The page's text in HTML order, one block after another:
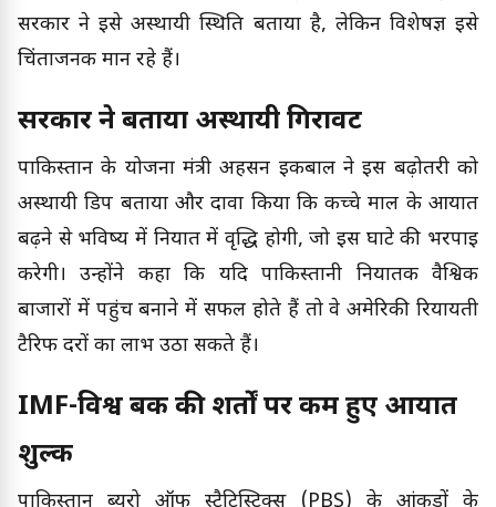
सरकार ने इसे अस्थायी स्थिति बताया है, लेकिन विशेषज्ञ इसे
चिंताजनक मान रहे हैं।
सरकार ने बताया अस्थायी गिरावट
पाकिस्तान के योजना मंत्री अहसन इकबाल ने इस बढ़ोतरी को
अस्थायी डिप बताया और दावा किया कि कच्चे माल के आयात
बढ़ने से भविष्य में निर्यात में वृद्धि होगी, जो इस घाटे की भरपाई
करेगी। उन्होंने कहा कि यदि पाकिस्तानी निर्यातक वैश्विक
बाजारों में पहुंच बनाने में सफल होते हैं तो वे अमेरिकी रियायती
टैरिफ दरों का लाभ उठा सकते हैं।
IMF-विश्व बैंक की शर्तों पर कम हुए आयात
शुल्क